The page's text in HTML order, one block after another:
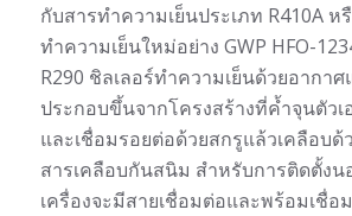
กับสารทำความเย็นประเภท R410A ห
ทำความเย็นใหม่อย่าง GWP HFO-
R290 ชิลเลอร์ทำความเย็นด้วยอากา
ประกอบขึ้นจากโครงสร้างที่ค้ำจุนตัวเ
และเชื่อมรอยต่อด้วยสกรูแล้วเคลือบด้
สารเคลือบกันสนิม สำหรับการติดตั้งน
เครื่องจะมีสายเชื่อมต่อและพร้อมเชื่อ